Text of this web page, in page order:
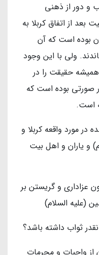
و دور از ذهنی
از اتفاق کربلا به
بوده است که آن
ولی با این وجود
همیشه حقیقت را در
صورتی بوده است که
است.
در مورد واقعه کربلا و
و یاران و اهل بیت
عزاداری و گریستن بر
(علیه السلام)
ثواب داشته باشد؟
از واجبات و محرمات